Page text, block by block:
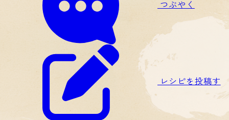
つぶやく
レシピを投稿す